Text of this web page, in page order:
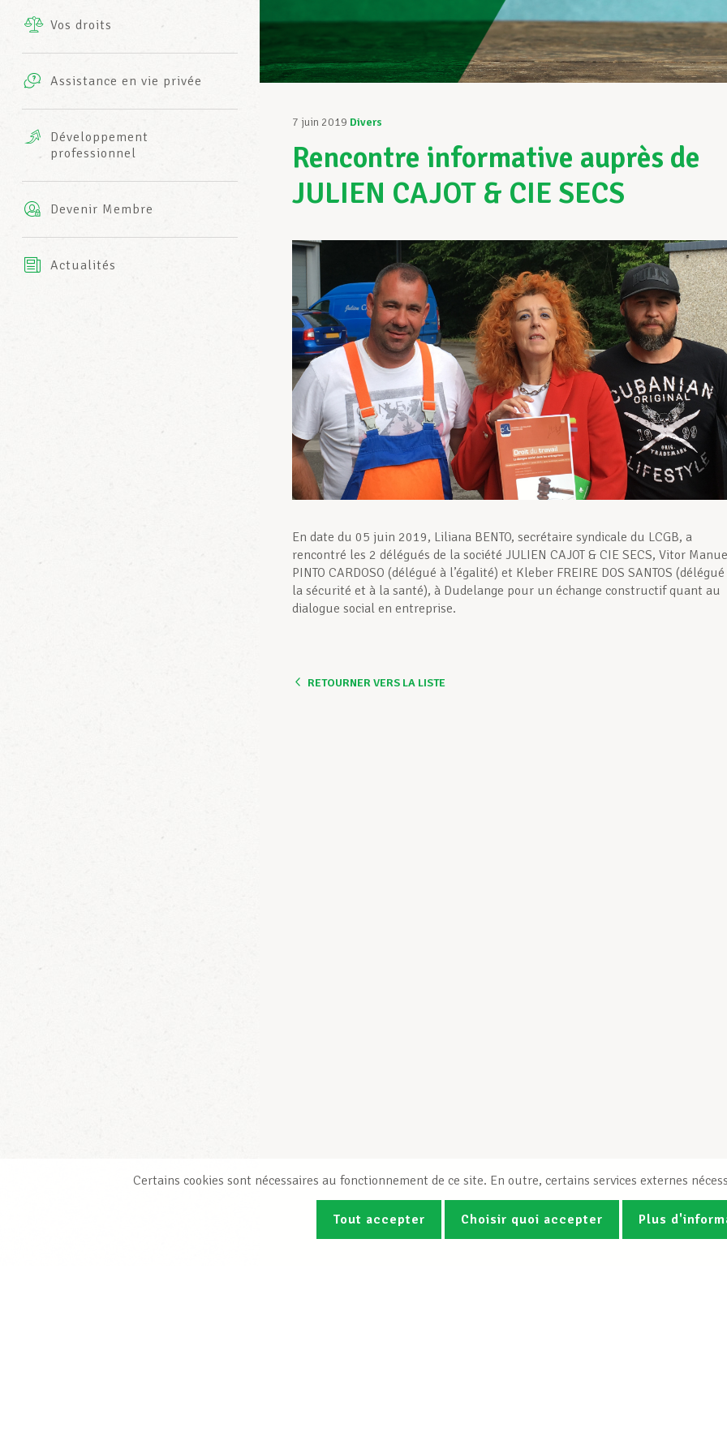
INFO-CENTER
Vos droits
Assistance en vie privée
complémentaires
AXA
Développement
professionnel
Devenir Membre
Actualités
7 juin 2019 Divers
Rencontre informative auprès de
JULIEN CAJOT & CIE SECS
En date du 05 juin 2019, Liliana BENTO, secrétaire syndicale du LCGB, a
rencontré les 2 délégués de la société JULIEN CAJOT & CIE SECS, Vitor
PINTO CARDOSO (délégué à l’égalité) et Kleber FREIRE DOS SANTOS
la sécurité et à la santé), à Dudelange pour un échange constructif quant au
dialogue social en entreprise.
RETOURNER VERS LA LISTE
Certains cookies sont nécessaires au fonctionnement de ce site. En outre, certains services externes
Tout accepter Choisir quoi accepter Plus